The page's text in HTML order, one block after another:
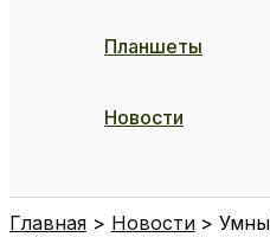
Планшеты
Новости
Главная Новости